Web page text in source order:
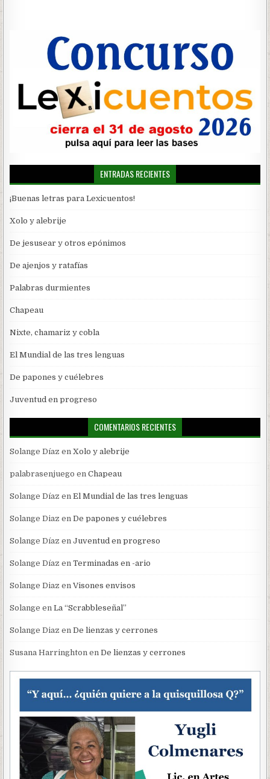
ENTRADAS RECIENTES
¡Buenas letras para Lexicuentos!
Xolo y alebrije
De jesusear y otros epónimos
De ajenjos y ratafías
Palabras durmientes
Chapeau
Nixte, chamariz y cobla
El Mundial de las tres lenguas
De papones y cuélebres
Juventud en progreso
COMENTARIOS RECIENTES
Solange Díaz enXolo y alebrije
palabrasenjuego enChapeau
Solange Díaz enEl Mundial de las tres lenguas
Solange Diaz enDe papones y cuélebres
Solange Díaz enJuventud en progreso
Solange Díaz enTerminadas en -ario
Solange Diaz enVisones envisos
Solange enLa “Scrabbleseñal”
Solange Diaz enDe lienzas y cerrones
Susana Harringhton enDe lienzas y cerrones